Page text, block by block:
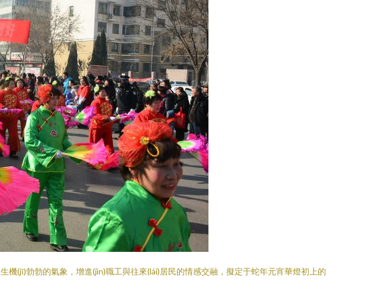
(jī)勃勃的氣象，增進(jìn)職工與往來(lái)居民的情感交融，擬定于蛇年元宵華燈初上的